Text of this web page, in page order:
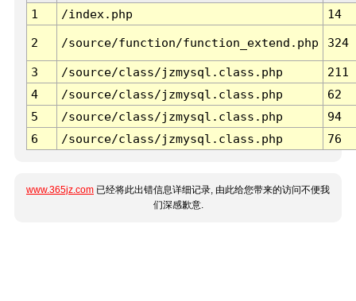
1
/index.php 14
2 /source/function/function_extend.php 324
3 /source/class/jzmysql.class.php
211
4
/source/class/jzmysql.class.php
62
5
/source/class/jzmysql.class.php
94
6
/source/class/jzmysql.class.php 76
www.365jz.com 已经将此出错信息详细记录, 由此给您带来的访问不便我
们深感歉意.